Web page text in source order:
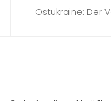
Ostukraine: Der